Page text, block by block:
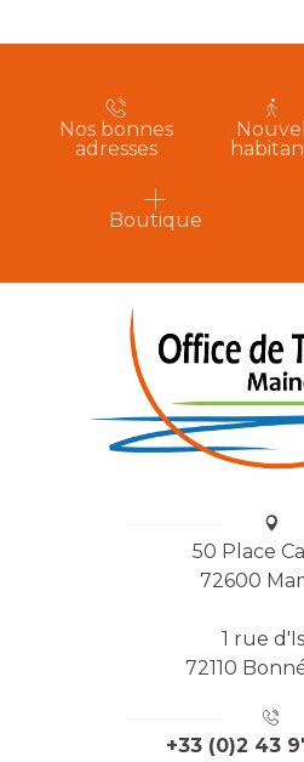
Nos bonnes
adresses
Nouvel
Boutique
50 Place
72600
1 rue
72110
+33 (0)2 43